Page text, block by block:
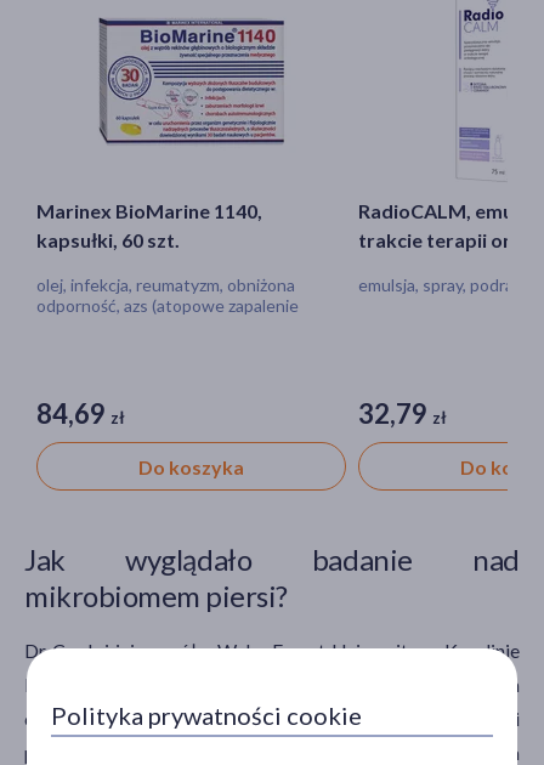
Marinex BioMarine 1140,
kapsułki, 60 szt.
olej, infekcja, reumatyzm, obniżona
odporność, azs (atopowe zapalenie
84,69 zł
Do koszyka
RadioCALM,
trakcie terapii
emulsja, spray,
32,79 zł
Do
Jak wyglądało badanie nad
mikrobiomem piersi?
Dr Cook i jej zespół z Wake Forest University w Karolinie
Północnej przeprowadzili dokładnie trzy badania
cząstkowe, aby zbadać, w jaki sposób lek przeciw rakowi
piersi – tamoksyfen i inne terapie ukierunkowane na
Polityka prywatności cookie